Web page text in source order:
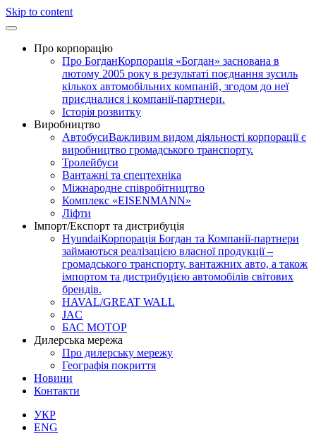
Skip to content
Про корпорацію
Про БогданКорпорація «Богдан» заснована в
лютому 2005 року в результаті поєднання зусиль
кількох автомобільних компаній, згодом до неї
приєдналися і компанії-партнери.
Історія розвитку
Виробництво
АвтобусиВажливим видом діяльності корпорації є
виробництво громадського транспорту.
Тролейбуси
Вантажні та спецтехніка
Міжнародне співробітництво
Комплекс «EISENMANN»
Ліфти
Імпорт/Експорт та дистрибуція
HyundaiКорпорація Богдан та Компанії-партнери
займаються реалізацією власної продукції –
громадського транспорту, вантажних авто, а також
імпортом та дистрибуцією автомобілів світових
брендів.
HAVAL/GREAT WALL
JAC
БАС МОТОР
Дилерська мережа
Про дилерську мережу
Географія покриття
Новини
Контакти
УКР
ENG